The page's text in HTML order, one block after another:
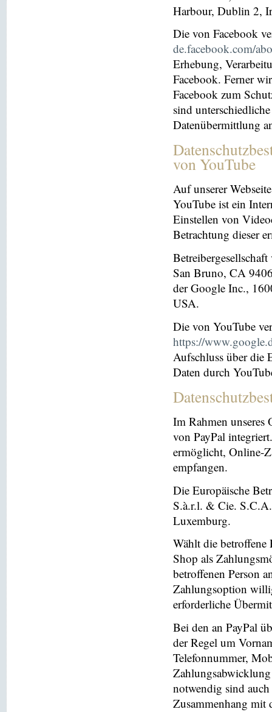
Harbour, Dublin 2,
Die von Facebook
de.facebook.com/
Erhebung,
Facebook. Ferner
Facebook zum
sind
Datenübermittlung
von YouTube
Auf unserer
YouTube ist ein
Einstellen von
Betrachtung dieser
San Bruno, CA
der Google Inc.,
USA.
Die von YouTube
https://
Aufschluss über die
Daten durch
Im Rahmen unseres
von PayPal
ermöglicht, Online-
empfangen.
Die Europäische
S.à.r.l. & Cie.
Luxemburg.
Wählt die betroffene
Shop als
betroffenen Person
Zahlungsoption
erforderliche
Bei den an PayPal
der Regel um
Telefonnummer,
notwendig sind
Zusammenhang mit